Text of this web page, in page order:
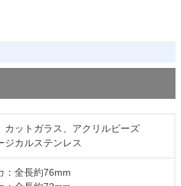
カットガラス、アクリルビーズ
ジカルステンレス
：全長約76mm